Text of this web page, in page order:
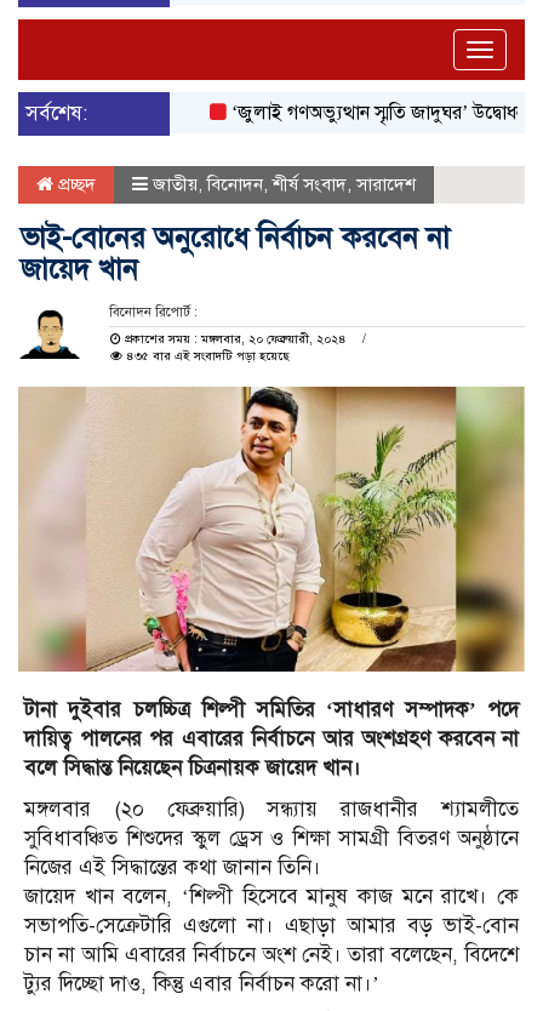
Toggle
সর্বশেষ:
‘জুলাই গণঅভ্যুত্থান স্মৃতি জাদুঘর’ উদ্বোধন করলেন
প্রচ্ছদ জাতীয়,বিনোদন,শীর্ষ সংবাদ,সারাদেশ
ভাই-বোনের অনুরোধে নির্বাচন করবেন না
জায়েদ খান
বিনোদন রিপোর্ট :
প্রকাশের সময় : মঙ্গলবার, ২০ ফেব্রুয়ারী, ২০২৪
৪৩৫ বার এই সংবাদটি পড়া হয়েছে
টানা দুইবার চলচ্চিত্র শিল্পী সমিতির ‘সাধারণ সম্পাদক’ পদে
দায়িত্ব পালনের পর এবারের নির্বাচনে আর অংশগ্রহণ করবেন না
বলে সিদ্ধান্ত নিয়েছেন চিত্রনায়ক জায়েদ খান।
মঙ্গলবার (২০ ফেব্রুয়ারি) সন্ধ্যায় রাজধানীর শ্যামলীতে
সুবিধাবঞ্চিত শিশুদের স্কুল ড্রেস ও শিক্ষা সামগ্রী বিতরণ অনুষ্ঠানে
নিজের এই সিদ্ধান্তের কথা জানান তিনি।
জায়েদ খান বলেন, ‘শিল্পী হিসেবে মানুষ কাজ মনে রাখে। কে
সভাপতি-সেক্রেটারি এগুলো না। এছাড়া আমার বড় ভাই-বোন
চান না আমি এবারের নির্বাচনে অংশ নেই। তারা বলেছেন, বিদেশে
ট্যুর দিচ্ছো দাও, কিন্তু এবার নির্বাচন করো না।’